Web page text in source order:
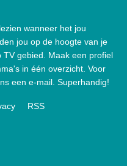
wanneer het jou
jou op de hoogte van je
gebied. Maak een profiel
in één overzicht. Voor
een e-mail. Superhandig!
RSS